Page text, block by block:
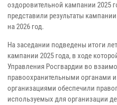
оздоровительной кампании 2025
представили результаты
на 2026 год.
На заседании подведены итоги
кампании 2025 года, в ходе
Управления Росгвардии во
правоохранительными органами
организациями обеспечили
используемых для организации